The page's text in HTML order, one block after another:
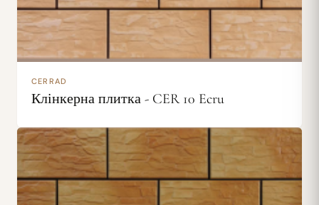
CERRAD
Клінкерна плитка - CER 10 Ecru